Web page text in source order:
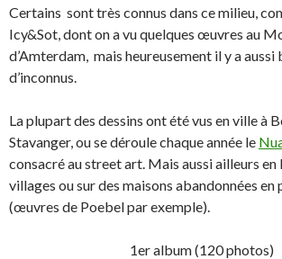
Certains sont très connus dans ce milieu,
Icy&Sot, dont on a vu quelques œuvres au
d’Amterdam, mais heureusement il y a aussi
d’inconnus.
La plupart des dessins ont été vus en ville à
Stavanger, ou se déroule chaque année le
consacré au street art. Mais aussi ailleurs en
villages ou sur des maisons abandonnées en
(œuvres de Poebel par exemple).
1er album (120 photos)